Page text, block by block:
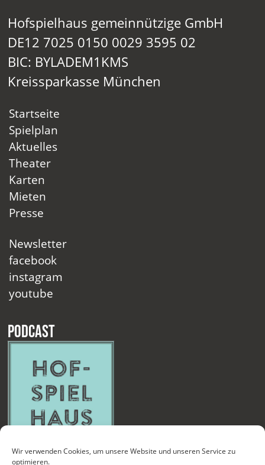
Wir verwenden Cookies, um unsere Website und unseren Service zu
optimieren.
Hofspielhaus gemeinnützige GmbH
DE12 7025 0150 0029 3595 02
BIC: BYLADEM1KMS
Kreissparkasse München
Startseite
Spielplan
Aktuelles
Theater
Karten
Mieten
Presse
Newsletter
facebook
instagram
youtube
Podcast